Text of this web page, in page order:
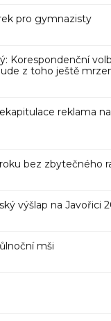
pro gymnazisty
Korespondenční
z toho ještě
reklama
bez zbytečného
výšlap na Javořici
mši